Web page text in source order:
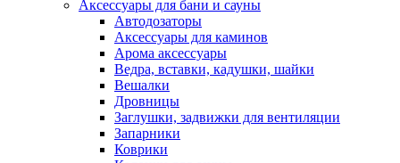
Аксессуары для бани и сауны
Автодозаторы
Аксессуары для каминов
Арома аксессуары
Ведра, вставки, кадушки, шайки
Вешалки
Дровницы
Заглушки, задвижки для вентиляции
Запарники
Коврики